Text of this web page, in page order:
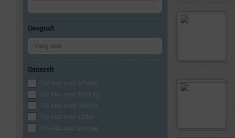
Geografi
Generelt
Vis kun med billeder
Vis kun med filmklip
Vis kun med lydklip
Vis kun med kilder
Vis kun med geo-tag